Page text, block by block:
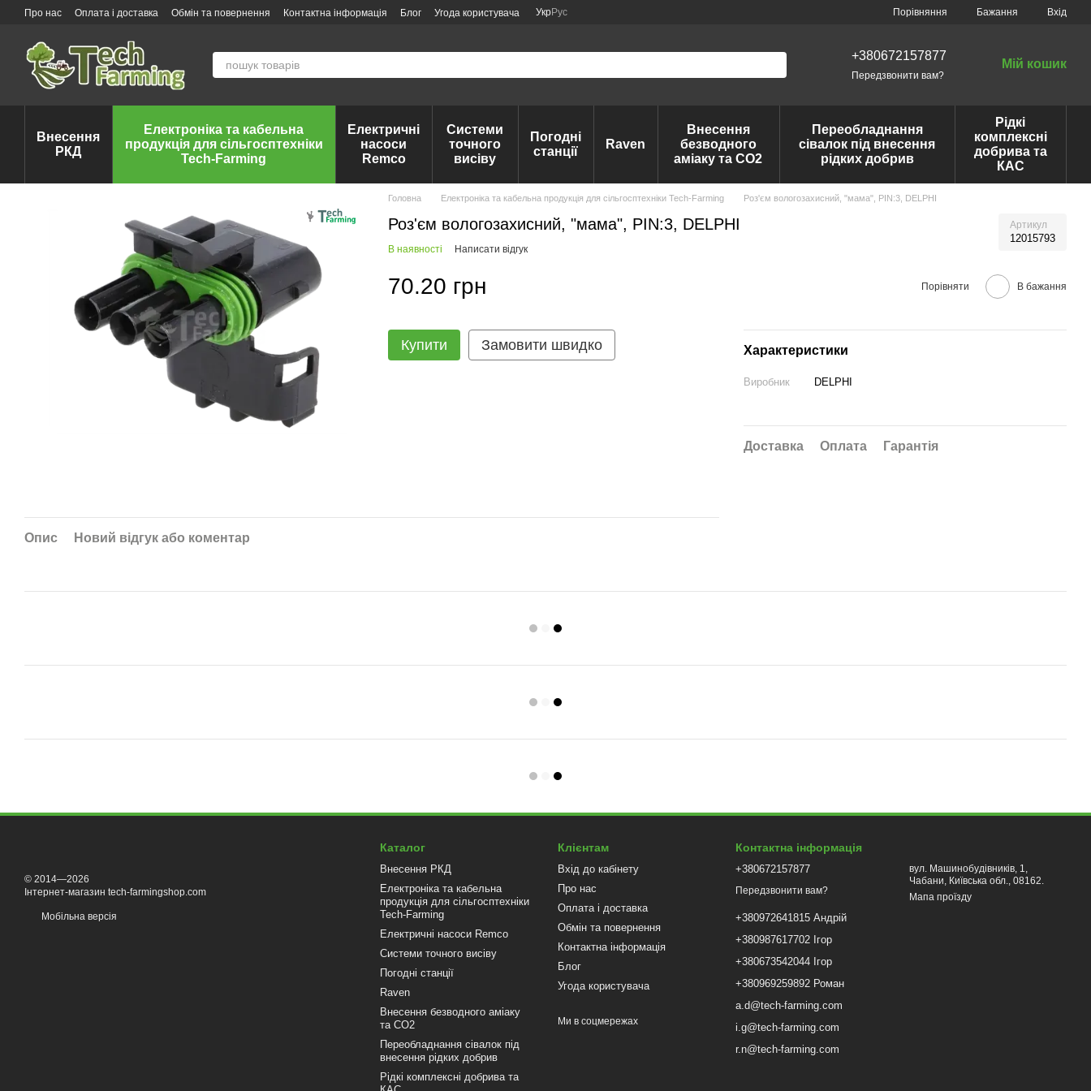
Перейти до основного контенту
Про нас Оплата і доставка Обмін та повернення Контактна інформація Блог Угода користувача УкрРус Порівняння Бажання Вхід
+380672157877
Передзвонити вам?
Мій кошик
Внесення
РКД
Електроніка та кабельна
продукція для сільгосптехніки
Tech-Farming
Електричні
насоси
Remco
Системи
точного
висіву
Погодні
станції
Raven
Внесення
безводного
аміаку та CO2
Переобладнання
сівалок під внесення
рідких добрив
Рідкі
комплексні
добрива та
КАС
Головна Електроніка та кабельна продукція для сільгосптехніки Tech-Farming Роз'єм вологозахисний, "мама", PIN:3, DELPHI
Роз'єм вологозахисний, "мама", PIN:3, DELPHI Артикул
12015793
В наявності Написати відгук
70.20 грн Порівняти В бажання
Купити Замовити швидко Характеристики
Виробник DELPHI
Доставка Оплата Гарантія
Опис Новий відгук або коментар
© 2014—2026
Інтернет-магазин tech-farmingshop.com
Мобільна версія
Каталог
Внесення РКД
Електроніка та кабельна
продукція для сільгосптехніки
Tech-Farming
Електричні насоси Remco
Системи точного висіву
Погодні станції
Raven
Внесення безводного аміаку
та CO2
Переобладнання сівалок під
внесення рідких добрив
Рідкі комплексні добрива та
Клієнтам
Вхід до кабінету
Про нас
Оплата і доставка
Обмін та повернення
Контактна інформація
Блог
Угода користувача
Ми в соцмережах
Контактна інформація
+380672157877
Передзвонити вам?
+380972641815 Андрій
+380987617702 Ігор
+380673542044 Ігор
+380969259892 Роман
a.d@tech-farming.com
i.g@tech-farming.com
r.n@tech-farming.com
вул. Машинобудівників, 1,
Чабани, Київська обл., 08162.
Мапа проїзду